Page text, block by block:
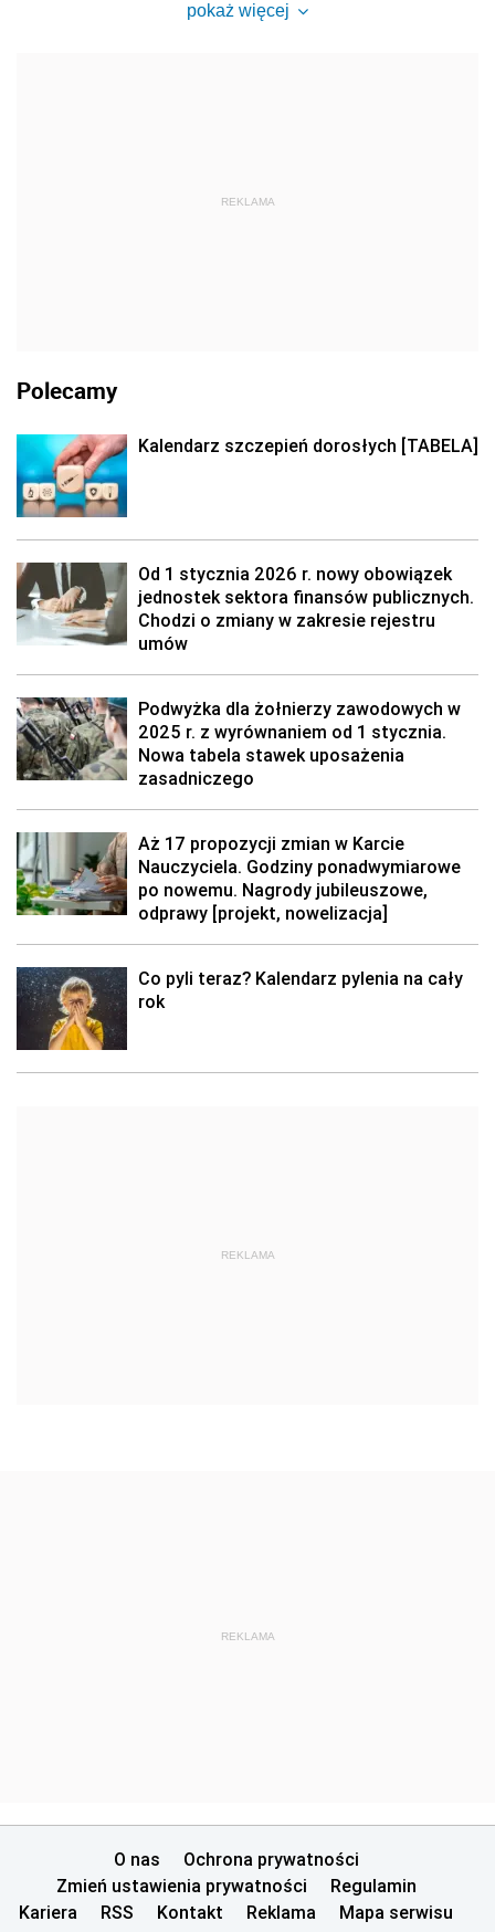
pokaż więcej
REKLAMA
Polecamy
Kalendarz szczepień dorosłych [TABELA]
Od 1 stycznia 2026 r. nowy obowiązek
jednostek sektora finansów publicznych.
Chodzi o zmiany w zakresie rejestru
umów
Podwyżka dla żołnierzy zawodowych w
2025 r. z wyrównaniem od 1 stycznia.
Nowa tabela stawek uposażenia
zasadniczego
Aż 17 propozycji zmian w Karcie
Nauczyciela. Godziny ponadwymiarowe
po nowemu. Nagrody jubileuszowe,
odprawy [projekt, nowelizacja]
Co pyli teraz? Kalendarz pylenia na cały
rok
REKLAMA
REKLAMA
O nas
Ochrona prywatności
Zmień ustawienia prywatności
Regulamin
Kariera
RSS Kontakt Reklama Mapa serwisu